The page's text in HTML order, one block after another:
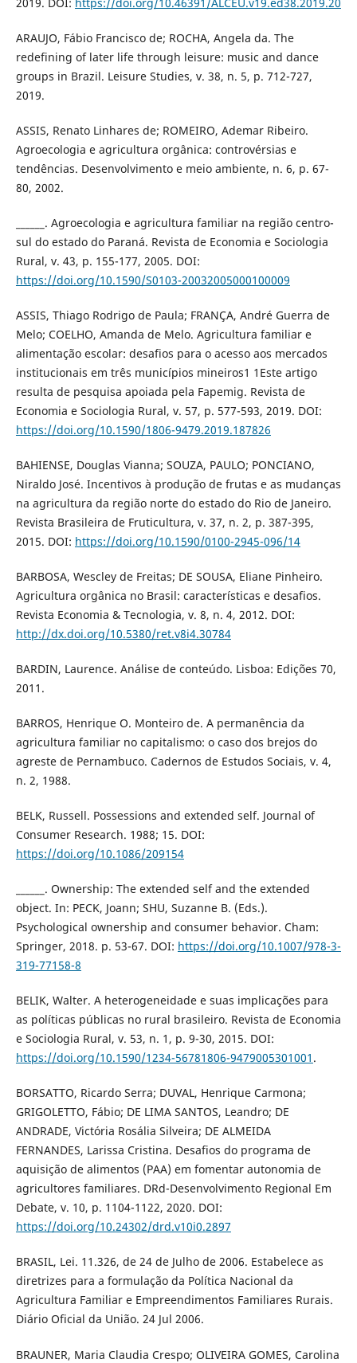
ARAUJO, Fábio Francisco de; ROCHA, Angela da. The
redefining of later life through leisure: music and dance
groups in Brazil. Leisure Studies, v. 38, n. 5, p. 712-727,
2019.
ASSIS, Renato Linhares de; ROMEIRO, Ademar Ribeiro.
Agroecologia e agricultura orgânica: controvérsias e
tendências. Desenvolvimento e meio ambiente, n. 6, p. 67-
80, 2002.
______. Agroecologia e agricultura familiar na região centro-
sul do estado do Paraná. Revista de Economia e Sociologia
Rural, v. 43, p. 155-177, 2005. DOI:
https://doi.org/10.1590/S0103-20032005000100009
ASSIS, Thiago Rodrigo de Paula; FRANÇA, André Guerra de
Melo; COELHO, Amanda de Melo. Agricultura familiar e
alimentação escolar: desafios para o acesso aos mercados
institucionais em três municípios mineiros1 1Este artigo
resulta de pesquisa apoiada pela Fapemig. Revista de
Economia e Sociologia Rural, v. 57, p. 577-593, 2019. DOI:
https://doi.org/10.1590/1806-9479.2019.187826
BAHIENSE, Douglas Vianna; SOUZA, PAULO; PONCIANO,
Niraldo José. Incentivos à produção de frutas e as mudanças
na agricultura da região norte do estado do Rio de Janeiro.
Revista Brasileira de Fruticultura, v. 37, n. 2, p. 387-395,
2015. DOI: https://doi.org/10.1590/0100-2945-096/14
BARBOSA, Wescley de Freitas; DE SOUSA, Eliane Pinheiro.
Agricultura orgânica no Brasil: características e desafios.
Revista Economia & Tecnologia, v. 8, n. 4, 2012. DOI:
http://dx.doi.org/10.5380/ret.v8i4.30784
BARDIN, Laurence. Análise de conteúdo. Lisboa: Edições 70,
2011.
BARROS, Henrique O. Monteiro de. A permanência da
agricultura familiar no capitalismo: o caso dos brejos do
agreste de Pernambuco. Cadernos de Estudos Sociais, v. 4,
n. 2, 1988.
BELK, Russell. Possessions and extended self. Journal of
Consumer Research. 1988; 15. DOI:
https://doi.org/10.1086/209154
______. Ownership: The extended self and the extended
object. In: PECK, Joann; SHU, Suzanne B. (Eds.).
Psychological ownership and consumer behavior. Cham:
Springer, 2018. p. 53-67. DOI: https://doi.org/10.1007/978-3-
319-77158-8
BELIK, Walter. A heterogeneidade e suas implicações para
as políticas públicas no rural brasileiro. Revista de Economia
e Sociologia Rural, v. 53, n. 1, p. 9-30, 2015. DOI:
https://doi.org/10.1590/1234-56781806-9479005301001 .
BORSATTO, Ricardo Serra; DUVAL, Henrique Carmona;
GRIGOLETTO, Fábio; DE LIMA SANTOS, Leandro; DE
ANDRADE, Victória Rosália Silveira; DE ALMEIDA
FERNANDES, Larissa Cristina. Desafios do programa de
aquisição de alimentos (PAA) em fomentar autonomia de
agricultores familiares. DRd-Desenvolvimento Regional Em
Debate, v. 10, p. 1104-1122, 2020. DOI:
https://doi.org/10.24302/drd.v10i0.2897
BRASIL, Lei. 11.326, de 24 de Julho de 2006. Estabelece as
diretrizes para a formulação da Política Nacional da
Agricultura Familiar e Empreendimentos Familiares Rurais.
Diário Oficial da União. 24 Jul 2006.
BRAUNER, Maria Claudia Crespo; OLIVEIRA GOMES, Carolina